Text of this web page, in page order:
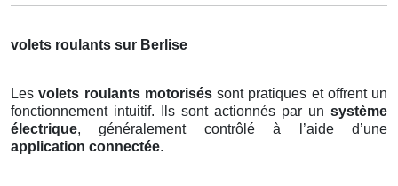
volets roulants sur Berlise
Lesvolets roulants motoriséssont pratiques et offrent un
fonctionnement intuitif. Ils sont actionnés par un système
électrique, généralement contrôlé à l’aide d’une
application connectée.